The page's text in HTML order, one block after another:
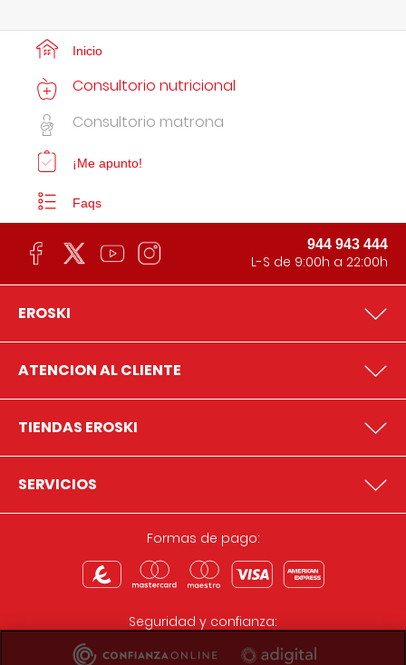
Inicio
Consultorio nutricional
Consultorio matrona
¡Me apunto!
Faqs
944 943 444
L-S de 9:00h a 22:00h
EROSKI
ATENCION AL CLIENTE
TIENDAS EROSKI
SERVICIOS
Formas de pago:
Seguridad y confianza: